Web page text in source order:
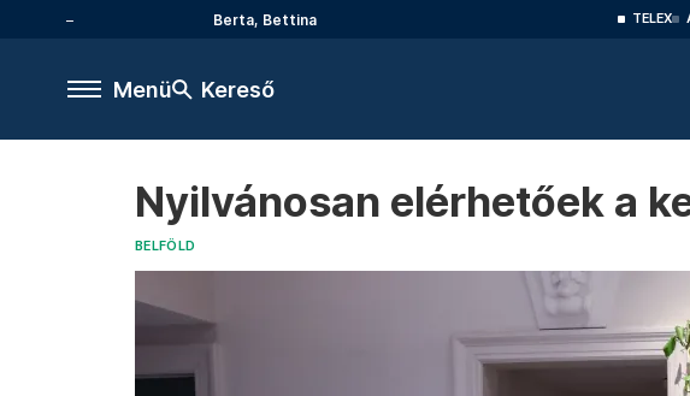
Berta, Bettina TELEX
Menü Kereső
Nyilvánosan elérhetőek a
BELFÖLD